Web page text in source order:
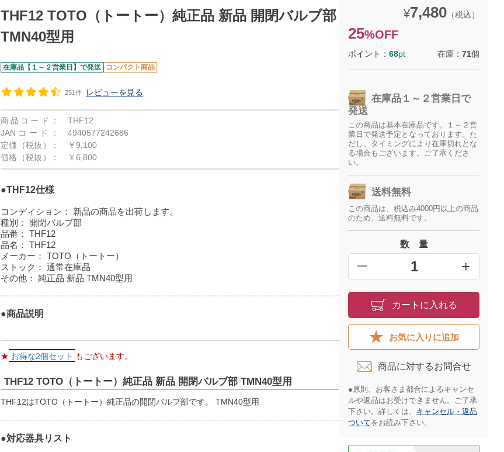
THF12 TOTO（トートー）純正品 新品 開閉バルブ部
TMN40型用
在庫品【１～２営業日】で発送 コンパクト商品
251件 レビューを見る
商品コード：
THF12
JANコード：
4940577242686
定価（税抜）：
￥9,100
価格（税抜）：
￥6,800
●THF12仕様
コンディション：
新品の商品を出荷します。
種別：
開閉バルブ部
品番： THF12
品名： THF12
メーカー： TOTO（トートー）
ストック： 通常在庫品
その他： 純正品 新品 TMN40型用
●商品説明
★ お得な2個セット もございます。
THF12 TOTO（トートー）純正品 新品 開閉バルブ部 TMN40型用
THF12はTOTO（トートー）純正品の開閉バルブ部です。 TMN40型用
●対応器具リスト
¥7,480 （税込）
25%OFF
ポイント：68pt 在庫：71個
在庫品１～２営業日で
発送
この商品は基本在庫品です。１～２営
業日で発送予定となっております。た
だし、タイミングにより在庫切れとな
る場合もございます。ご了承くださ
い。
送料無料
この商品は、税込み4000円以上の商品
のため、送料無料です。
数 量
━ +
カートに入れる
お気に入りに追加
商品に対するお問合せ​
●原則、お客さま都合によるキャンセ
ルや返品はお受けできません。ご了承
下さい。詳しくは、 キャンセル・返品
ついてをお読み下さい。​